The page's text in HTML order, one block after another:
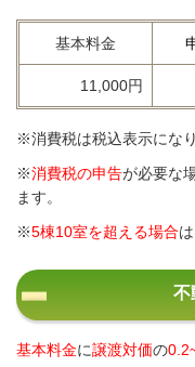
基本料金
11,000円
※消費税は税込表示になり
※消費税の申告が必要な
ます。
※5棟10室を超える場合
不
基本料金に譲渡対価の